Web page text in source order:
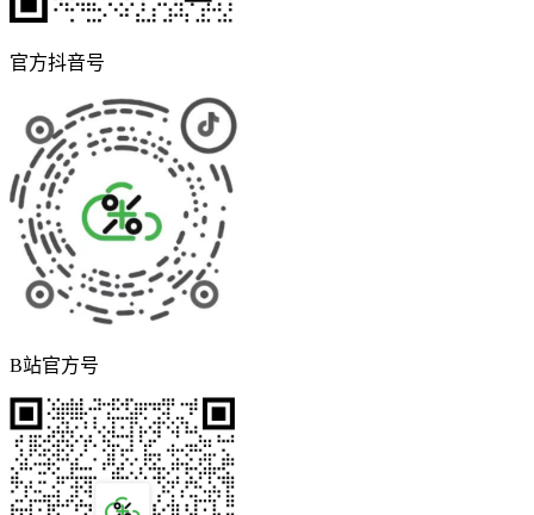
官方抖音号
B站官方号